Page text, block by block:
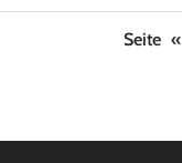
Seite «